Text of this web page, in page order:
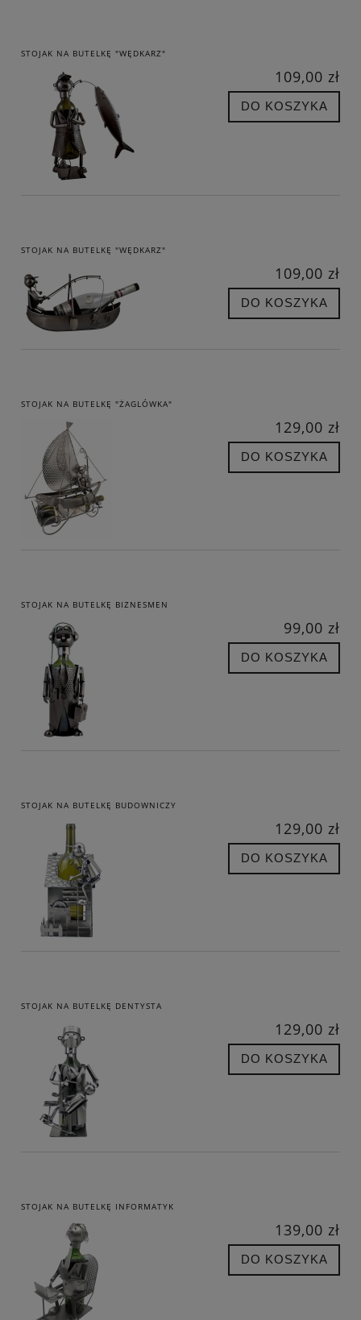
STOJAK NA BUTELKĘ "WĘDKARZ"
109,00 zł
DO KOSZYKA
STOJAK NA BUTELKĘ "WĘDKARZ"
109,00 zł
DO KOSZYKA
STOJAK NA BUTELKĘ "ŻAGLÓWKA"
129,00 zł
DO KOSZYKA
STOJAK NA BUTELKĘ BIZNESMEN
99,00 zł
DO KOSZYKA
STOJAK NA BUTELKĘ BUDOWNICZY
129,00 zł
DO KOSZYKA
STOJAK NA BUTELKĘ DENTYSTA
129,00 zł
DO KOSZYKA
STOJAK NA BUTELKĘ INFORMATYK
139,00 zł
DO KOSZYKA